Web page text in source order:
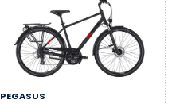
PEGASUS